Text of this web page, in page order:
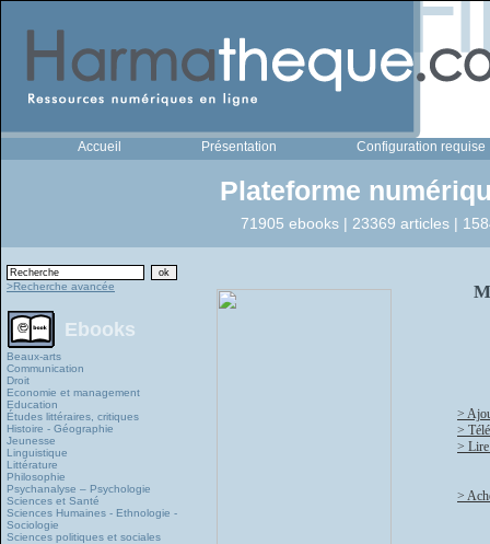
Accueil Présentation Configuration requise
Plateforme
71905 ebooks | 23369 articles |
>Recherche avancée
Ebooks
Beaux-arts
Communication
Droit
Economie et management
Education
Études littéraires, critiques
Histoire - Géographie
Jeunesse
Linguistique
Littérature
Philosophie
Psychanalyse – Psychologie
Sciences et Santé
Sciences Humaines - Ethnologie -
Sociologie
Sciences politiques et sociales
>
>
> Lire
>